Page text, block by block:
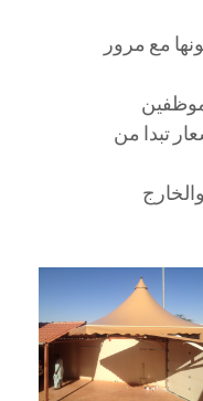
مع مرور
تبدا من